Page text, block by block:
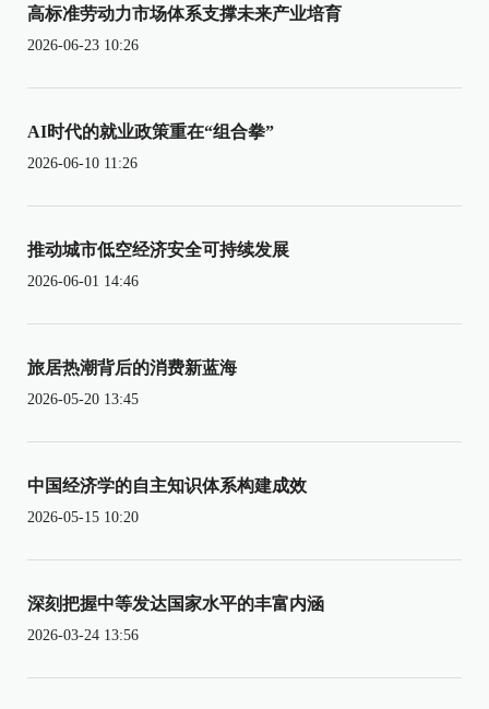
高标准劳动力市场体系支撑未来产业培育
2026-06-23 10:26
AI时代的就业政策重在“组合拳”
2026-06-10 11:26
推动城市低空经济安全可持续发展
2026-06-01 14:46
旅居热潮背后的消费新蓝海
2026-05-20 13:45
中国经济学的自主知识体系构建成效
2026-05-15 10:20
深刻把握中等发达国家水平的丰富内涵
2026-03-24 13:56